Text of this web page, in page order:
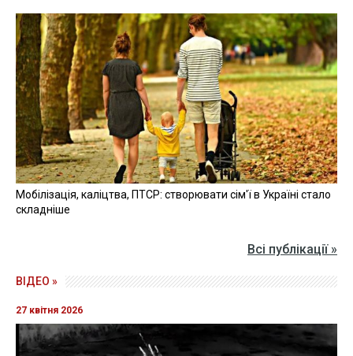
Мобілізація, каліцтва, ПТСР: створювати сім'ї в Україні стало
складніше
Всі публікації »
ВІДЕО »
27 квітня 2026